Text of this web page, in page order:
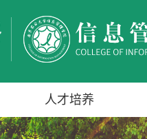
人才培养